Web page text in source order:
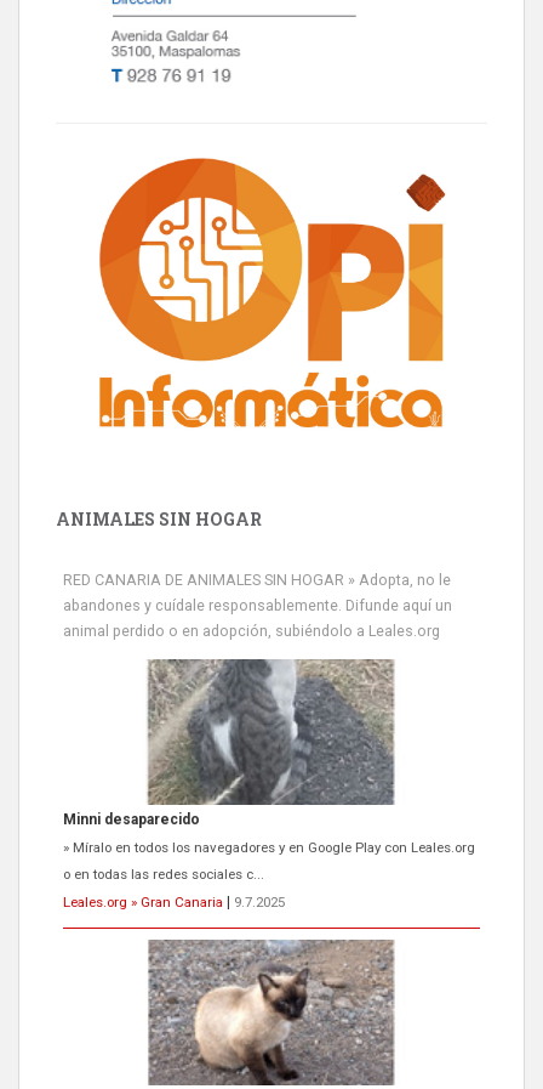
ANIMALES SIN HOGAR
RED CANARIA DE ANIMALES SIN HOGAR » Adopta, no le
abandones y cuídale responsablemente. Difunde aquí un
animal perdido o en adopción, subiéndolo a Leales.org
Minni desaparecido
» Míralo en todos los navegadores y en Google Play con Leales.org
o en todas las redes sociales c...
Leales.org » Gran Canaria
9.7.2025